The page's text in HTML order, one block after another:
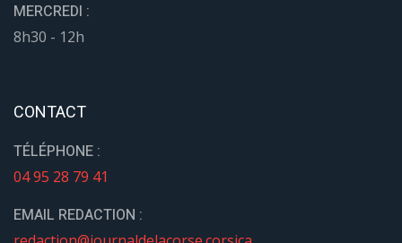
MERCREDI :
8h30 - 12h
CONTACT
TÉLÉPHONE :
04 95 28 79 41
EMAIL REDACTION :